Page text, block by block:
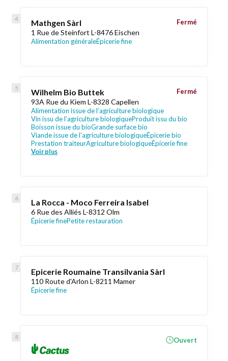
Mathgen Sàrl
1 Rue de Steinfort L-8476 Eischen
Alimentation généraleÉpicerie fine
Fermé
Wilhelm Bio Buttek
93A Rue du Kiem L-8328 Capellen
Alimentation issue de l’agriculture biologique
Vin issu de l’agriculture biologiqueProduit issu du bio
Boisson issue du bioGrande surface bio
Viande issue de l’agriculture biologiqueÉpicerie bio
Prestation traiteurAgriculture biologiqueÉpicerie fine
Voir plus
Fermé
La Rocca - Moco Ferreira Isabel
6 Rue des Alliés L-8312 Olm
Épicerie finePetite restauration
Epicerie Roumaine Transilvania Sàrl
110 Route d'Arlon L-8211 Mamer
Épicerie fine
Ouvert